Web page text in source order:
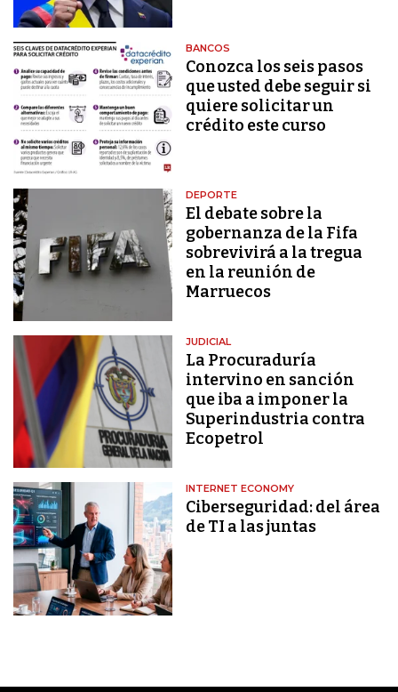
BANCOS
Conozca los seis pasos
que usted debe seguir si
quiere solicitar un
crédito este curso
DEPORTE
El debate sobre la
gobernanza de la Fifa
sobrevivirá a la tregua
en la reunión de
Marruecos
JUDICIAL
La Procuraduría
intervino en sanción
que iba a imponer la
Superindustria contra
Ecopetrol
INTERNET ECONOMY
Ciberseguridad: del área
de TI a las juntas